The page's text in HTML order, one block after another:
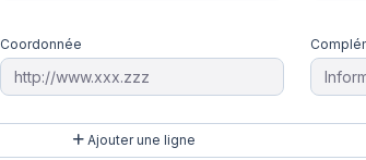
Coordonnée
Ajouter une ligne